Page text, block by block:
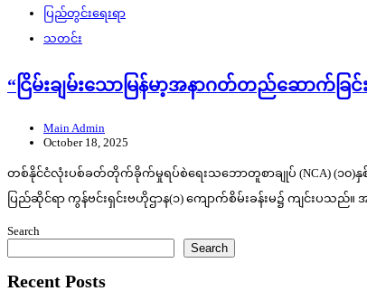
ပြည်တွင်းရေးရာ
သတင်း
“ငြိမ်းချမ်းသောမြန်မာ့အနာဂတ်တည်ဆောက်ခ
Main Admin
October 18, 2025
တစ်နိုင်ငံလုံးပစ်ခတ်တိုက်ခိုက်မှုရပ်စဲရေးသဘောတူစာချုပ် (NCA) (၁၀)
ပြည်ဆိုင်ရာ ကွန်ဗင်းရှင်းဗဟိုဌာန(၁) ကျောက်စိမ်းခန်းမ၌ ကျင်းပသ
Search
Search
Recent Posts